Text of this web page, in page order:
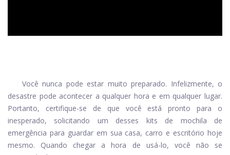
Você nunca pode estar muito preparado. Infelizmente, o
desastre pode acontecer a qualquer hora e em qualquer lugar.
Portanto, certifique-se de que você está pronto para o
inesperado, solicitando um desses kits de mochila de
emergência para guardar em sua casa, carro e escritório hoje
mesmo. Quando chegar a hora de usá-lo, você não se